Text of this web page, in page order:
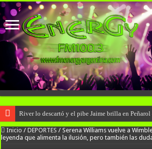
River lo descartó y el pibe Jaime brilla en
Inicio / DEPORTES / Serena Williams vuelve a
leyenda que alimenta la ilusión, pero también las